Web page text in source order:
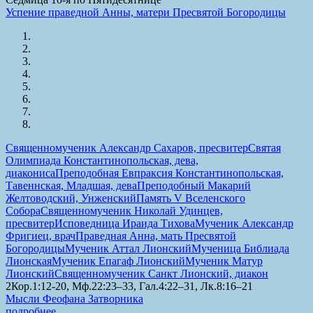
Успение праведной Анны, матери Пресвятой Богородицы
Священномученик Александр Сахаров, пресвитерСвятая
Олимпиада Константинопольская, дева,
диаконисаПреподобная Евпраксия Константинопольская,
Тавеннская, Младшая, деваПреподобный Макарий
Желтоводский, УнженскийПамять V Вселенского
СобораСвященномученик Николай Удинцев,
пресвитерИсповедница Ираида ТиховаМученик Александр
Фригиец, врачПраведная Анна, мать Пресвятой
БогородицыМученик Аттал ЛионскийМученица Библиада
ЛионскаяМученик Епагаф ЛионскийМученик Матур
ЛионскийСвященномученик Санкт Лионский, диакон
2Кор.1:12-20, Мф.22:23–33, Гал.4:22–31, Лк.8:16–21
Мысли Феофана Затворника